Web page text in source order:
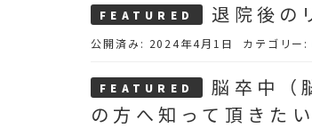
退院後の
公開済み: 2024年4月1日 カテゴリー:
脳卒中（
の方へ知って頂きた